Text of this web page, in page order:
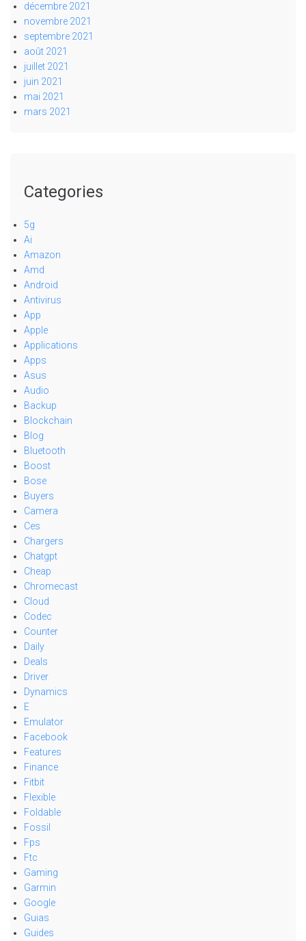
décembre 2021
novembre 2021
septembre 2021
août 2021
juillet 2021
juin 2021
mai 2021
mars 2021
Categories
5g
Ai
Amazon
Amd
Android
Antivirus
App
Apple
Applications
Apps
Asus
Audio
Backup
Blockchain
Blog
Bluetooth
Boost
Bose
Buyers
Camera
Ces
Chargers
Chatgpt
Cheap
Chromecast
Cloud
Codec
Counter
Daily
Deals
Driver
Dynamics
E
Emulator
Facebook
Features
Finance
Fitbit
Flexible
Foldable
Fossil
Fps
Ftc
Gaming
Garmin
Google
Guias
Guides